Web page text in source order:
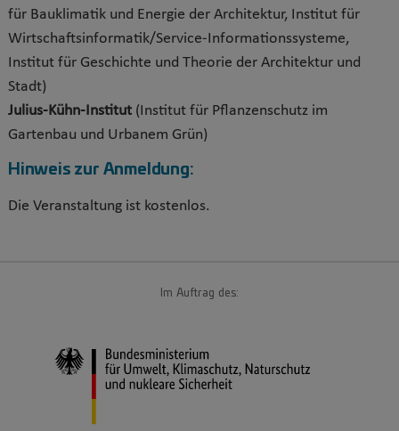
für Bauklimatik und Energie der Architektur, Institut für
Wirtschaftsinformatik/Service-Informationssysteme,
Institut für Geschichte und Theorie der Architektur und
Stadt)
Julius-Kühn-Institut (Institut für Pflanzenschutz im
Gartenbau und Urbanem Grün)
Hinweis zur Anmeldung:
Die Veranstaltung ist kostenlos.
Im Auftrag des: